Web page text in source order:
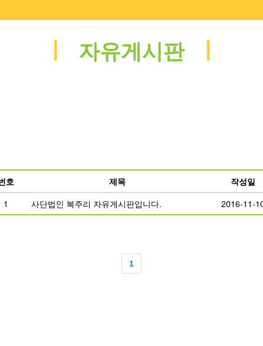
자유게시판
호 제목
작성일
1
사단법인 복주리 자유게시판입니다. 2016-11-
1